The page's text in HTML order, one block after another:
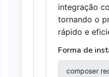
integração
tornando o
rápido e
Forma de